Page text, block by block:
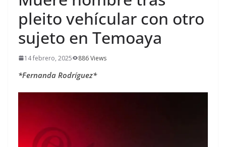
pleito vehícular con otro
sujeto en Temoaya
14 febrero, 2025 886 Views
*Fernanda Rodríguez*